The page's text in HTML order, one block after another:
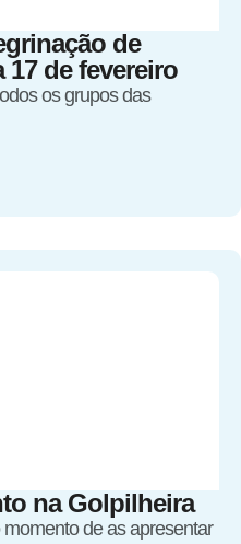
de
de fevereiro
os grupos das
na Golpilheira
de as apresentar